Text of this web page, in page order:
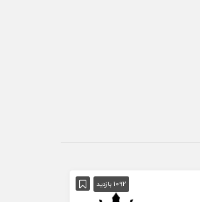
1092 بازدید